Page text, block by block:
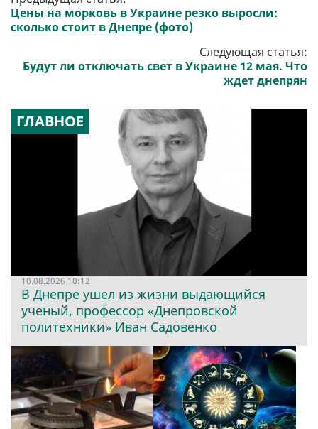
Цены на морковь в Украине резко выросли:
сколько стоит в Днепре (фото)
Следующая статья:
Будут ли отключать свет в Украине 12 мая. Что
ждет днепрян
ГЛАВНОЕ
10.08.2026 10:12
В Днепре ушел из жизни выдающийся
ученый, профессор «Днепровской
политехники» Иван Садовенко